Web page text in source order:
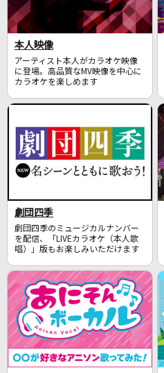
本人映像
アーティスト本人がカラオケ映像
に登場。高品質なMV映像を中心に
カラオケを楽しめます
劇団四季
劇団四季のミュージカルナンバー
を配信、「LIVEカラオケ（本人歌
唱）」版もお楽しみいただけます